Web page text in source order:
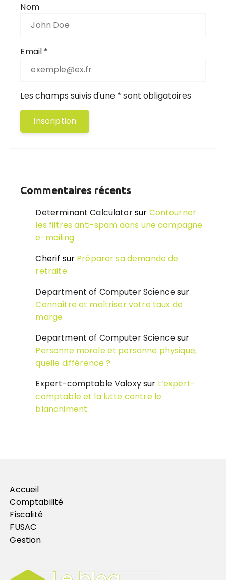
Nom
Email *
Les champs suivis d'une * sont obligatoires
Commentaires récents
Determinant Calculatorsur Contourner
les filtres anti-spam dans une campagne
e-mailing
Cherif sur Préparer sa demande de
retraite
Department of Computer Sciencesur
Connaître et maîtriser votre taux de
marge
Department of Computer Sciencesur
Personne morale et personne physique,
quelle différence ?
Expert-comptable Valoxysur L’expert-
comptable et la lutte contre le
blanchiment
Accueil
Comptabilité
Fiscalité
FUSAC
Gestion